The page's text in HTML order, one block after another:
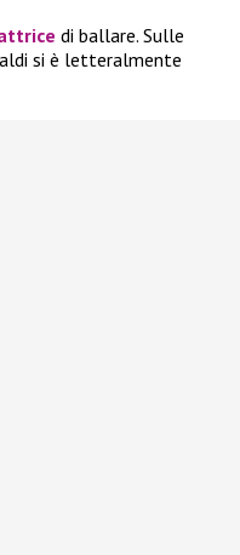
di ballare. Sulle
si è letteralmente